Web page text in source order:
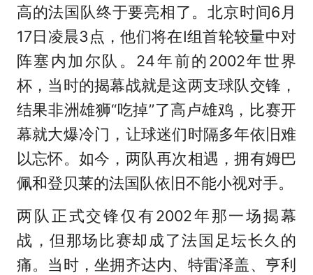
高的法国队终于要亮相了。北京时间6月
17日凌晨3点，他们将在I组首轮较量中对
阵塞内加尔队。24年前的2002年世界
杯，当时的揭幕战就是这两支球队交锋，
结果非洲雄狮“吃掉”了高卢雄鸡，比赛开
幕就大爆冷门，让球迷们时隔多年依旧难
以忘怀。如今，两队再次相遇，拥有姆巴
佩和登贝莱的法国队依旧不能小视对手。
两队正式交锋仅有2002年那一场揭幕
战，但那场比赛却成了法国足坛长久的
痛。当时，坐拥齐达内、特雷泽盖、亨利